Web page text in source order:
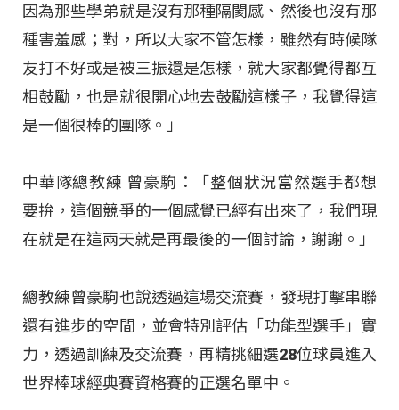
因為那些學弟就是沒有那種隔閡感、然後也沒有那
種害羞感；對，所以大家不管怎樣，雖然有時候隊
友打不好或是被三振還是怎樣，就大家都覺得都互
相鼓勵，也是就很開心地去鼓勵這樣子，我覺得這
是一個很棒的團隊。」
中華隊總教練 曾豪駒：「整個狀況當然選手都想
要拚，這個競爭的一個感覺已經有出來了，我們現
在就是在這兩天就是再最後的一個討論，謝謝。」
總教練曾豪駒也說透過這場交流賽，發現打擊串聯
還有進步的空間，並會特別評估「功能型選手」實
力，透過訓練及交流賽，再精挑細選28位球員進入
世界棒球經典賽資格賽的正選名單中。